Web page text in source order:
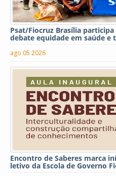
Psat/Fiocruz Brasília participa
debate equidade em saúde e
ago 05 2026
Encontro de Saberes marca
letivo da Escola de Governo